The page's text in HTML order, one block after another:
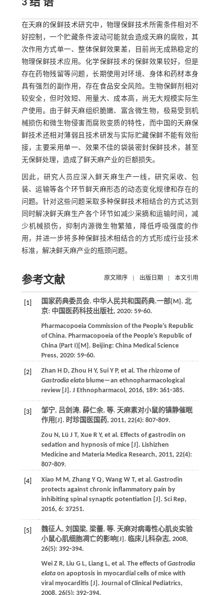
3 结 语
在天麻的保鲜技术研究中，物理保鲜技术所需条件相对不
好控制，一个贮藏条件波动可能就会造成天麻的腐败，其
次作用方式单一、整体保鲜效果差，目前尚无成熟稳定的
物理保鲜技术应用。化学保鲜技术的保鲜效果较好，但是
存在药物残留等问题，长期使用对环境、身体和药材本身
具有强烈的副作用，存在食品安全风险。生物保鲜剂相对
较安全，但时效短、用量大、成本高，尚无大规模实际生
产使用。由于鲜天麻组织脆嫩、富含微生物，极易受到机
械损伤和微生物侵害而腐败变质的特性，而中国的天麻保
鲜技术还相对薄弱且技术研发与实际贮藏保鲜不能有效衔
接，主要采用单一、效果不佳的袋装密封保鲜技术，甚至
无保鲜处理，造成了鲜天麻产业的巨额损失。
因此，研究人员应深入鲜天麻生产一线，研究采收、包
装、运输等各个环节鲜天麻形态的动态变化规律和存在的
问题。针对这些问题采取多种保鲜技术相结合的方式达到
同时解决鲜天麻生产各个环节如减少采摘和运输时间，减
少机械损伤，抑制内源微生物繁殖，降低呼吸强度的作
用，并进一步将多种保鲜技术相结合的方式形成行业技术
标准，解决鲜天麻产业的瓶颈问题。
参考文献 原文顺序 出版日期 本文引用
[1] 国家药典委员会. 中华人民共和国药典.一部[M]. 北
京: 中国医药科技出版社, 2020: 59⁃60.
Pharmacopoeia Commission of the People’s Republic
of China. Pharmacopoeia of the People’s Republic of
China (Part I)[M]. Beijing: China Medical Science
Press, 2020: 59⁃60.
[2] Zhan H D, Zhou H Y, Sui Y P, et al. The rhizome of
Gastrodia elatablume—an ethnopharmacological
review [J]. J Ethnopharmacol, 2016, 189: 361⁃385.
[3] 邹宁, 吕剑涛, 薛仁余, 等. 天麻素对小鼠的镇静催眠
作用[J]. 时珍国医国药, 2011, 22(4): 807⁃809.
Zou N, Lü J T, Xue R Y, et al. Effects of gastrodin on
sedation and hypnosis of mice [J]. Lishizhen
Medicine and Materia Medica Research, 2011, 22(4):
807⁃809.
[4] Xiao M M, Zhang Y Q, Wang W T, et al. Gastrodin
protects against chronic inflammatory pain by
inhibiting spinal synaptic potentiation [J]. Sci Rep,
2016, 6: 37251.
[5] 魏征人, 刘国梁, 梁蕾, 等. 天麻对病毒性心肌炎实验
小鼠心肌细胞凋亡的影响[J]. 临床儿科杂志, 2008,
26(5): 392⁃394.
Wei Z R, Liu G L, Liang L, et al. The effects ofGastrodia
elataon apoptosis in myocardial cells of mice with
viral myocarditis [J]. Journal of Clinical Pediatrics,
2008, 26(5): 392⁃394.